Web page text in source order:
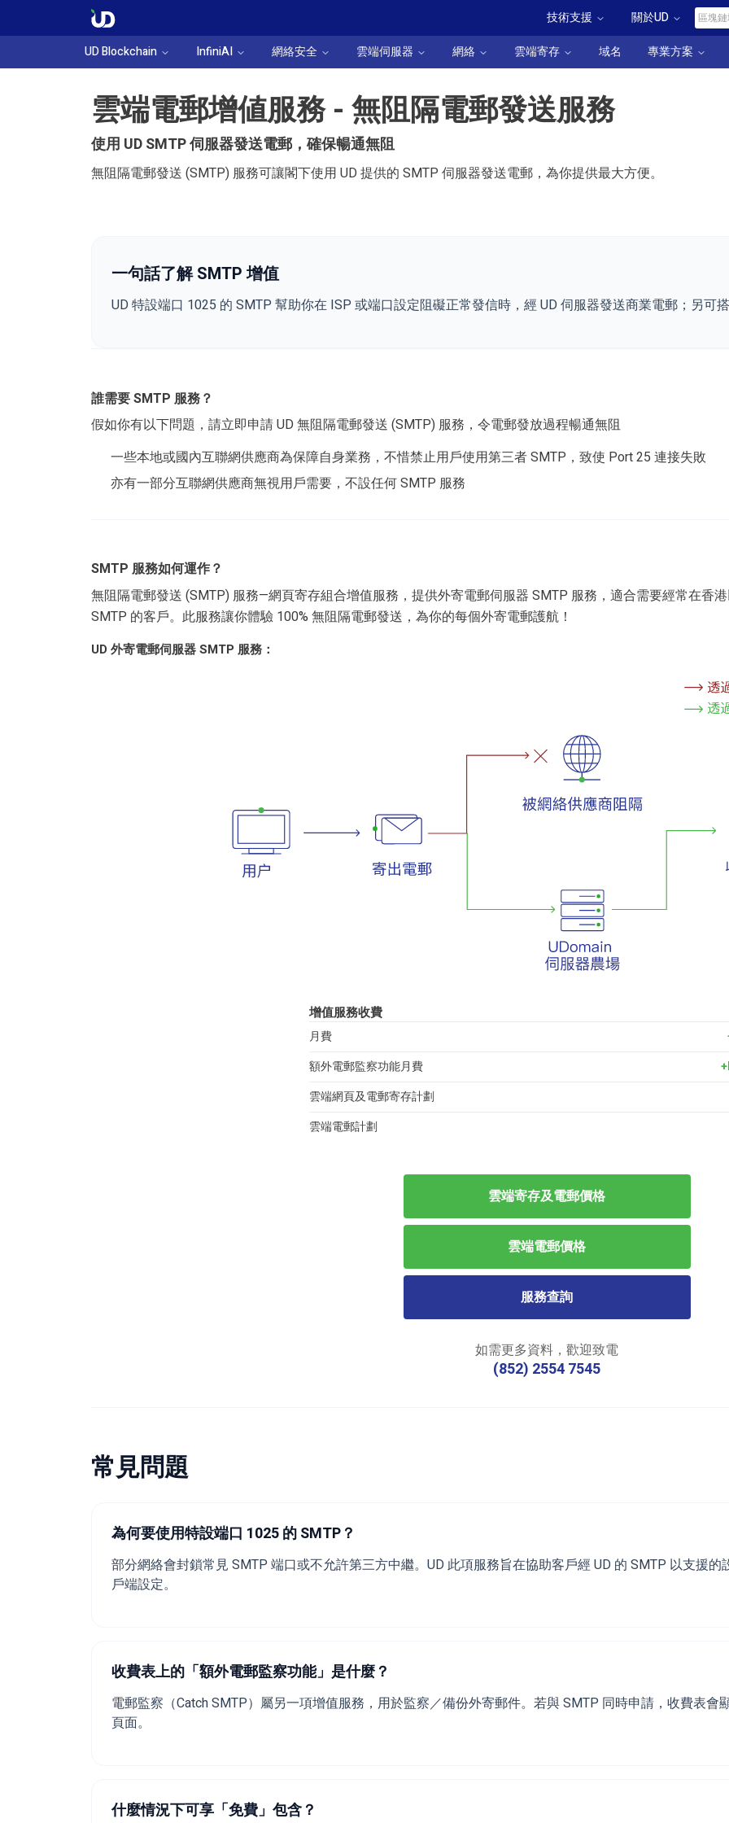
技術支援 關於UD
UD Blockchain
InfiniAI 網絡安全 雲端伺服器 網絡 雲端寄存 域名 專業方案
雲端電郵增値服務 - 無阻隔電郵發送服務
使用 UD SMTP 伺服器發送電郵，確保暢通無阻
無阻隔電郵發送 (SMTP) 服務可讓閣下使用 UD 提供的 SMTP 伺服器發送電郵，為你提供最大方便。
一句話了解 SMTP 增值
UD 特設端口 1025 的 SMTP 幫助你在 ISP 或端口設定阻礙正常發信時，經 UD 伺服器發送商業電郵；另可
誰需要 SMTP 服務？
假如你有以下問題，請立即申請 UD 無阻隔電郵發送 (SMTP) 服務，令電郵發放過程暢通無阻
一些本地或國內互聯網供應商為保障自身業務，不惜禁止用戶使用第三者 SMTP，致使 Port 25 連接失敗
亦有一部分互聯網供應商無視用戶需要，不設任何 SMTP 服務
SMTP 服務如何運作？
無阻隔電郵發送 (SMTP) 服務—網頁寄存組合增值服務，提供外寄電郵伺服器 SMTP 服務，適合需要經常在香
SMTP 的客戶。此服務讓你體驗 100% 無阻隔電郵發送，為你的每個外寄電郵護航！
UD 外寄電郵伺服器 SMTP 服務：
增值服務收費
月費
額外電郵監察功能月費
雲端網頁及電郵寄存計劃
雲端電郵計劃
雲端寄存及電郵價格
雲端電郵價格
服務查詢
如需更多資料，歡迎致電
(852) 2554 7545
常見問題
為何要使用特設端口 1025 的 SMTP？
部分網絡會封鎖常見 SMTP 端口或不允許第三方中繼。UD 此項服務旨在協助客戶經 UD 的 SMTP 以支援
戶端設定。
收費表上的「額外電郵監察功能」是什麼？
電郵監察（Catch SMTP）屬另一項增值服務，用於監察／備份外寄郵件。若與 SMTP 同時申請，收費表會
頁面。
什麼情況下可享「免費」包含？